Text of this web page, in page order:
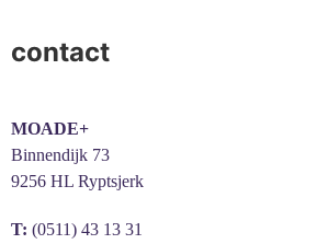
contact
MOADE+
Binnendijk 73
9256 HL Ryptsjerk
T: (0511) 43 13 31